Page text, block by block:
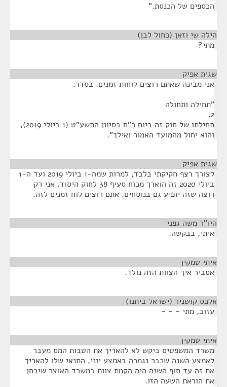
הכספים של הכנסת."
הילה שי וזאן (כחול לבן)
מתי?
שגית אפיק
אני מבינה שאתם רוצים לוחות זמנים. בסדר.
"תחילה ותחולה
2.
תחילתו של חוק זה ביום כ"ח בסיוון התשע"ט (1 ביולי 2019),
והוא יחול מהמועד האמור ואילך".
שגית אפיק
לצורך רצף חקיקתי בלבד, למרות שמה-1 ביולי 2019 ועד ה-1
ביולי 2020 זה הוארך מכוח סעיף 38 לחוק היסוד. אני רק
רוצה שזה יופיע גם בנוסחים. אתם רוצים לוח זמנים לזה.
היו"ר משה גפני
איתי, בבקשה.
איתי טמקין
אסביר איך הצוות הזה נולד.
אלכס קושניר (ישראל ביתנו)
עזוב, מתי - - -
איתי טמקין
משרד המשפטים ביקש לא להאריך את הטבות המס מעבר
לאמצע השנה שכבר נגמרה באמצע יוני, התנאי שלו להאריך
את זה עד סוף השנה היה הקמת צוות במשרד האוצר שיבחן
את הוראת השעה הזו.